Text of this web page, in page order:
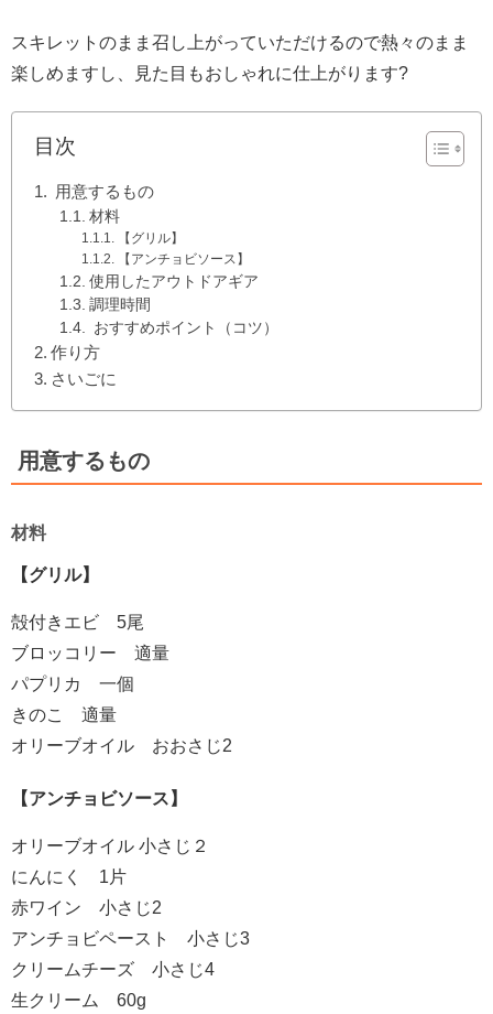
スキレットのまま召し上がっていただけるので熱々のまま
楽しめますし、見た目もおしゃれに仕上がります?
目次
用意するもの
材料
【グリル】
【アンチョビソース】
使用したアウトドアギア
調理時間
おすすめポイント（コツ）
作り方
さいごに
用意するもの
材料
【グリル】
殻付きエビ 5尾
ブロッコリー 適量
パプリカ 一個
きのこ 適量
オリーブオイル おおさじ2
【アンチョビソース】
オリーブオイル 小さじ２
にんにく 1片
赤ワイン 小さじ2
アンチョビペースト 小さじ3
クリームチーズ 小さじ4
生クリーム 60g